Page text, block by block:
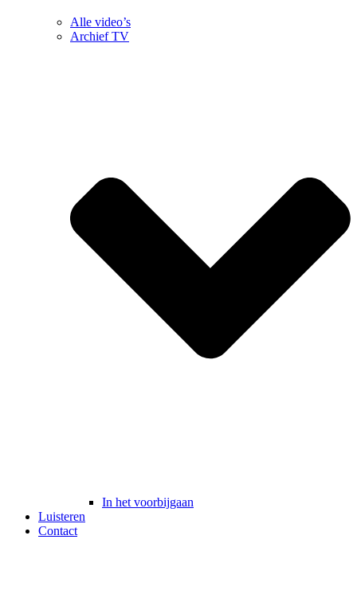
Alle video’s
Archief TV
In het voorbijgaan
Luisteren
Contact